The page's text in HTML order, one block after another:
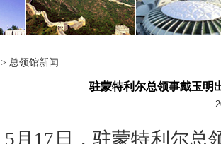
> 总领馆新闻
驻蒙特利尔总领事戴玉明
5月17日，驻蒙特利尔总